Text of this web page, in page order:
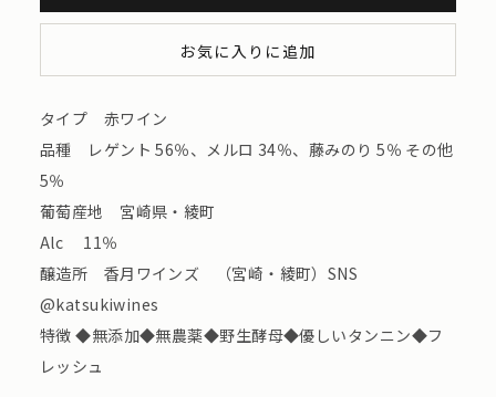
お気に入りに追加
タイプ 赤ワイン
品種 レゲント 56％、メルロ 34％、藤みのり 5％ その他
5％
葡萄産地 宮崎県・綾町
Alc 11％
醸造所 香月ワインズ （宮崎・綾町）SNS
@katsukiwines
特徴 ◆無添加◆無農薬◆野生酵母◆優しいタンニン◆フ
レッシュ